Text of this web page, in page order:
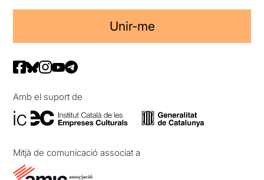
Unir-me
Amb el suport de
Mitjà de comunicació associat a